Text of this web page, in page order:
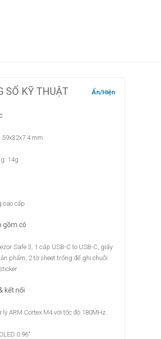
SỐ KỸ THUẬT Ẩn/Hiện
59x32x7.4 mm
14g
cao cấp
gồm có
Safe 3, 1 cáp USB-C to USB-C, giấy
phẩm, 2 tờ sheet trống để ghi chuỗi
kết nối
lý ARM Cortex M4 với tốc độ 180MHz.
0.96"